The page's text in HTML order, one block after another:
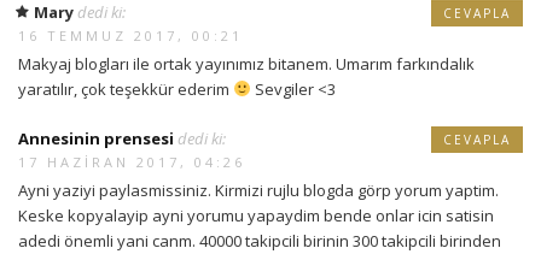
Mary dedi ki:
16 TEMMUZ 2017, 00:21
Makyaj blogları ile ortak yayınımız bitanem. Umarım farkındalık
yaratılır, çok teşekkür ederim
Sevgiler <3
CEVAPLA
Annesinin prensesi dedi ki:
17 HAZIRAN 2017, 04:26
Ayni yaziyi paylasmissiniz. Kirmizi rujlu blogda görp yorum yaptim.
Keske kopyalayip ayni yorumu yapaydim bende onlar icin satisin
adedi önemli yani canm. 40000 takipcili birinin 300 takipcili birinden
CEVAPLA